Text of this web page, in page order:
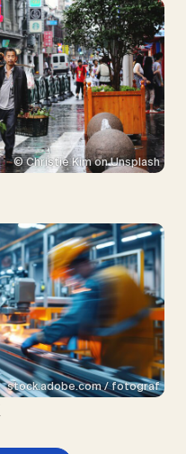
© Christie Kim on Unsplash
stock.adobe.com / fotograf